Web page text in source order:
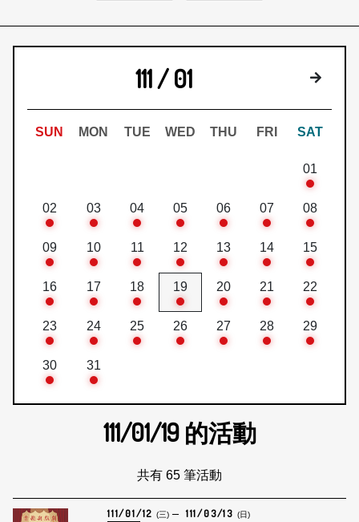
111 / 01 下個月
SUN MON TUE WED THU FRI SAT
01
02 03 04 05 06 07 08
09 10 11 12 13 14 15
16 17 18 19 20 21 22
23 24 25 26 27 28 29
30 31
111/01/19 的活動
共有 65 筆活動
111/01/12 (三) 111/03/13 (日)